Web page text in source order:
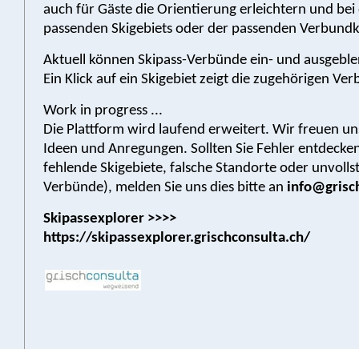
auch für Gäste die Orientierung erleichtern und bei
passenden Skigebiets oder der passenden
Aktuell können Skipass-Verbünde ein- und
Ein Klick auf ein Skigebiet zeigt die zugehörigen
Work in progress ...
Die Plattform wird laufend erweitert. Wir freuen
Ideen und Anregungen. Sollten Sie Fehler
fehlende Skigebiete, falsche Standorte oder
Verbünde), melden Sie uns dies bitte an
Skipassexplorer >>>>
https://skipassexplorer.grischconsulta.ch/